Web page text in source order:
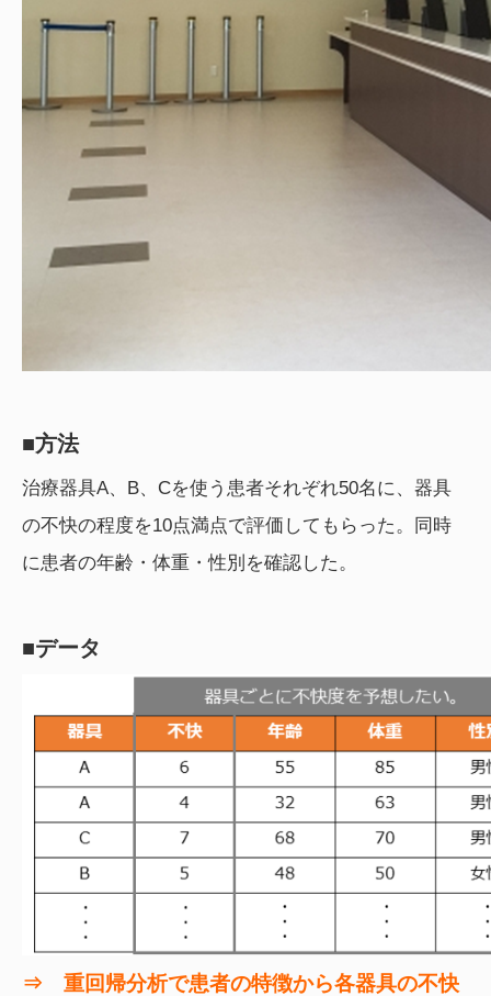
■方法
治療器具A、B、Cを使う患者それぞれ50名に、器具
の不快の程度を10点満点で評価してもらった。同時
に患者の年齢・体重・性別を確認した。
■データ
⇒ 重回帰分析で患者の特徴から各器具の不快